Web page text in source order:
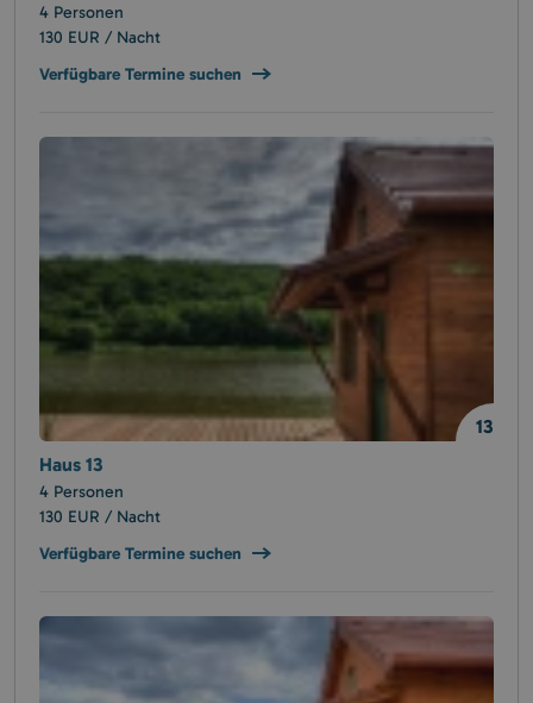
4 Personen
130 EUR / Nacht
Verfügbare Termine suchen
Haus 13
13
4 Personen
130 EUR / Nacht
Verfügbare Termine suchen